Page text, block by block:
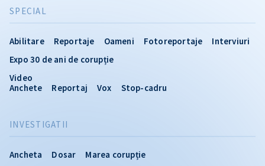
INVESTIGATII
Ancheta Dosar
Marea corupție
SPECIAL
Abilitare Reportaje Oameni Fotoreportaje
Interviuri
Expo 30 de ani de corupție
Video
Anchete
Reportaj Vox Stop-cadru